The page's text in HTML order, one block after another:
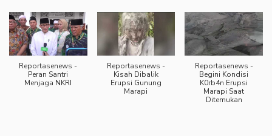
Reportasenews -
Peran Santri
Menjaga NKRI
Reportasenews -
Kisah Dibalik
Erupsi Gunung
Marapi
Reportasenews -
Begini Kondisi
K0rb4n Erupsi
Marapi Saat
Ditemukan